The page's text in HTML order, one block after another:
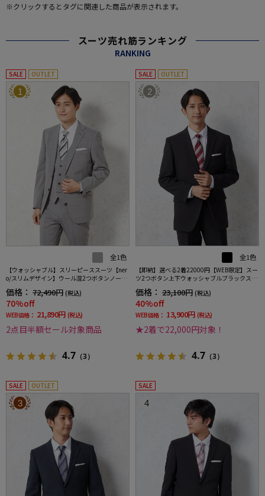
※クリックするとタグに関連した商品が表示されます。
スーツ売れ筋ランキング
RANKING
SALE OUTLET
1
全1色
【ウォッシャブル】スリーピーススーツ【ner
o/スリムデザイン】ウール混2つボタンノータ
価格： 72,490円 (税込)
70%off
WEB価格： 21,890円 (税込)
2点目半額セール対象商品
4.7 （3）
SALE OUTLET
2
全1色
【即納】選べる2着22000円【WEB限定】スー
ツ2つボタン上下ウォッシャブルブラックスト
価格： 23,100円 (税込)
40%off
WEB価格： 13,900円 (税込)
★2着で22,000円対象！
4.7 （3）
SALE OUTLET
3
SALE
4